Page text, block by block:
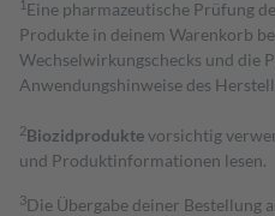
1 Eine pharmazeutische Prüfung
Produkte in deinem Warenkorb
Wechselwirkungschecks und die
Anwendungshinweise des
2Biozidproduktevorsichtig
und Produktinformationen lesen.
3Die Übergabe deiner Bestellung